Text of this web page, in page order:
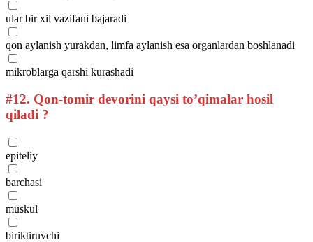
ular bir xil vazifani bajaradi
qon aylanish yurakdan, limfa aylanish esa organlardan boshlanadi
mikroblarga qarshi kurashadi
#12. Qon-tomir devorini qaysi to’qimalar hosil
qiladi ?
epiteliy
barchasi
muskul
biriktiruvchi